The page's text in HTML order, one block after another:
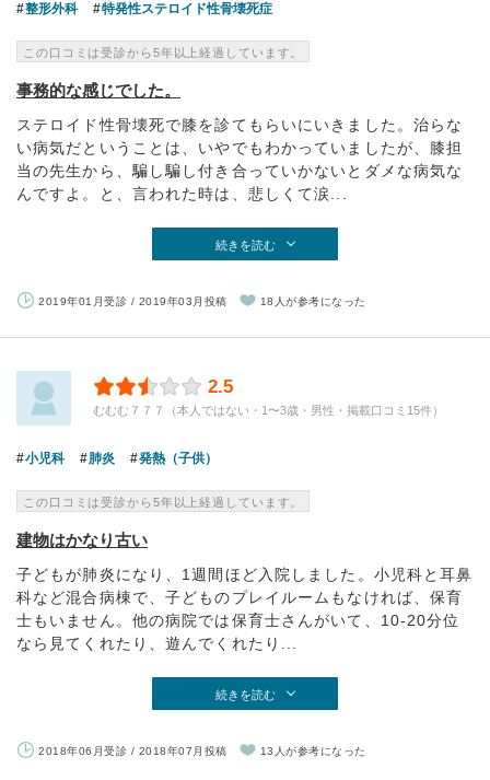
整形外科 特発性ステロイド性骨壊死症
この口コミは受診から5年以上経過しています。
事務的な感じでした。
ステロイド性骨壊死で膝を診てもらいにいきました。治らな
い病気だということは、いやでもわかっていましたが、膝担
当の先生から、騙し騙し付き合っていかないとダメな病気な
んですよ。と、言われた時は、悲しくて涙...
続きを読む
2019年01月受診 / 2019年03月投稿 18人が参考になった
2.5
むむむ７７７（本人ではない・1〜3歳・男性・掲載口コミ15件）
小児科 肺炎 発熱（子供）
この口コミは受診から5年以上経過しています。
建物はかなり古い
子どもが肺炎になり、1週間ほど入院しました。小児科と耳鼻
科など混合病棟で、子どものプレイルームもなければ、保育
士もいません。他の病院では保育士さんがいて、10-20分位
なら見てくれたり、遊んでくれたり...
続きを読む
2018年06月受診 / 2018年07月投稿 13人が参考になった